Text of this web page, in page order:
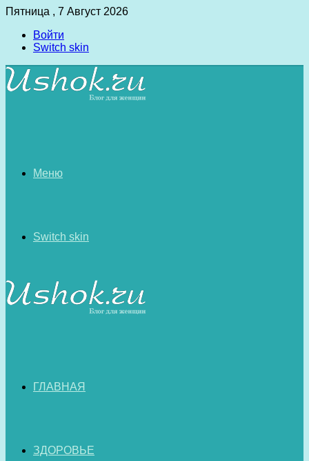
Пятница , 7 Август 2026
Войти
Switch skin
Меню
Switch skin
ГЛАВНАЯ
ЗДОРОВЬЕ